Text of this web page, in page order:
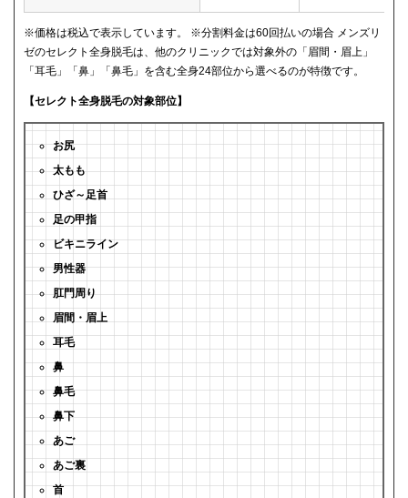
※価格は税込で表示しています。 ※分割料金は60回払いの場合 メンズリ
ゼのセレクト全身脱毛は、他のクリニックでは対象外の「眉間・眉上」
「耳毛」「鼻」「鼻毛」を含む全身24部位から選べるのが特徴です。
【セレクト全身脱毛の対象部位】
お尻
太もも
ひざ～足首
足の甲指
ビキニライン
男性器
肛門周り
眉間・眉上
耳毛
鼻
鼻毛
鼻下
あご
あご裏
首